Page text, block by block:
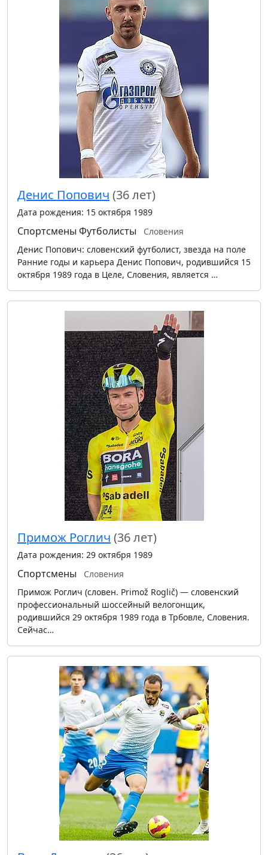
Денис Попович (36 лет)
Дата рождения: 15 октября 1989
Спортсмены Футболисты
Словения
Денис Попович: словенский футболист, звезда на поле
Ранние годы и карьера Денис Попович, родившийся 15
октября 1989 года в Целе, Словения, является …
Примож Роглич (36 лет)
Дата рождения: 29 октября 1989
Спортсмены
Словения
Примож Роглич (словен. Primož Roglič) — словенский
профессиональный шоссейный велогонщик,
родившийся 29 октября 1989 года в Трбовле, Словения.
Сейчас…